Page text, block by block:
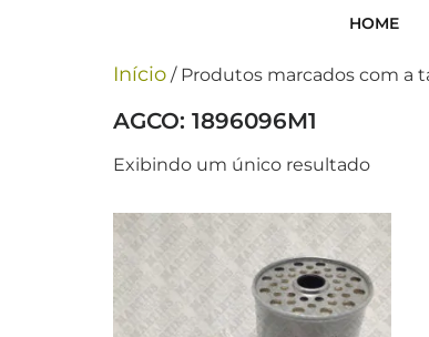
HOME
Início / Produtos marcados com a
AGCO: 1896096M1
Exibindo um único resultado